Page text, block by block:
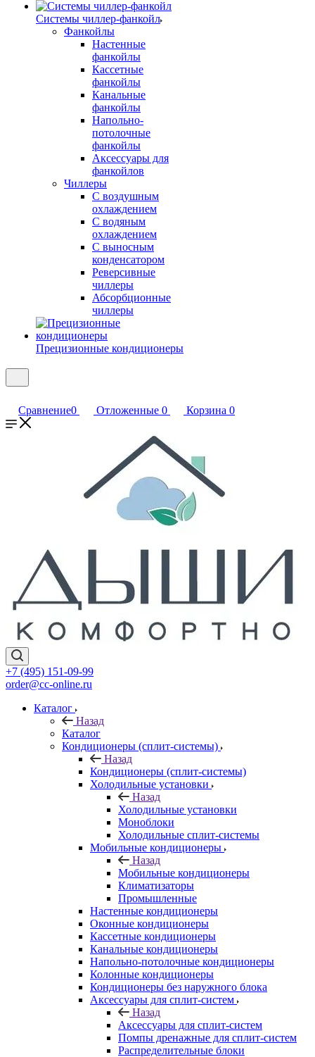
Системы чиллер-фанкойл
Фанкойлы
Настенные
фанкойлы
Кассетные
фанкойлы
Канальные
фанкойлы
Напольно-
потолочные
фанкойлы
Аксессуары для
фанкойлов
Чиллеры
С воздушным
охлаждением
С водяным
охлаждением
С выносным
конденсатором
Реверсивные
чиллеры
Абсорбционные
чиллеры
Прецизионные кондиционеры
Сравнение0 Отложенные 0 Корзина 0
+7 (495) 151-09-99
order@cc-online.ru
Каталог
Назад
Каталог
Кондиционеры (сплит-системы)
Назад
Кондиционеры (сплит-системы)
Холодильные установки
Назад
Холодильные установки
Моноблоки
Холодильные сплит-системы
Мобильные кондиционеры
Назад
Мобильные кондиционеры
Климатизаторы
Промышленные
Настенные кондиционеры
Оконные кондиционеры
Кассетные кондиционеры
Канальные кондиционеры
Напольно-потолочные кондиционеры
Колонные кондиционеры
Кондиционеры без наружного блока
Аксессуары для сплит-систем
Назад
Аксессуары для сплит-систем
Помпы дренажные для сплит-систем
Распределительные блоки